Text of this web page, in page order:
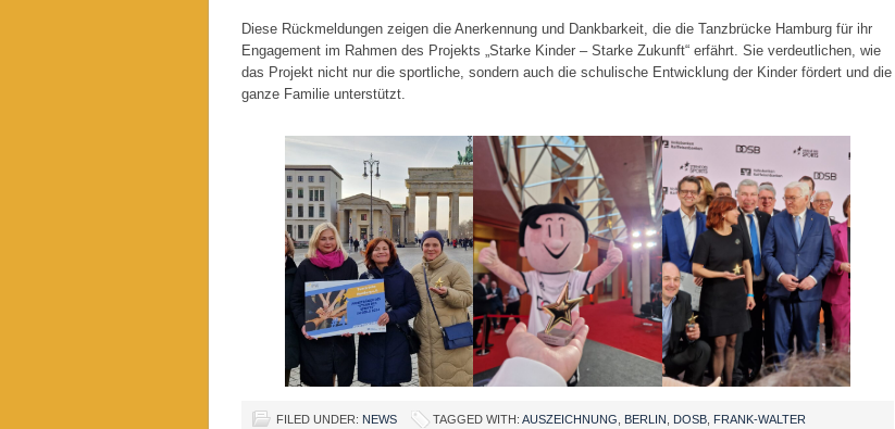
Diese Rückmeldungen zeigen die Anerkennung und Dankbarkeit, die die Tanzbrücke Hamburg für ihr
Engagement im Rahmen des Projekts „Starke Kinder – Starke Zukunft“ erfährt. Sie verdeutlichen, wie
das Projekt nicht nur die sportliche, sondern auch die schulische Entwicklung der Kinder fördert und die
ganze Familie unterstützt.
FILED UNDER: NEWS TAGGED WITH: AUSZEICHNUNG BERLIN DOSB FRANK-WALTER